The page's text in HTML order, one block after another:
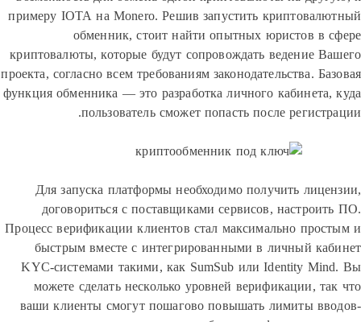
примеру IOTA на Monero. Решив запустить
обменник, стоит найти опытных юристов
криптовалюты, которые будут сопровождать ведение
проекта, согласно всем требованиям законодательства.
функция обменника — это разработка личного
пользователь сможет попасть после
Для запуска платформы необходимо получить
договориться с поставщиками сервисов,
Процесс верификации клиентов стал максимально
быстрым вместе с интегрированными в личный
KYC-системами такими, как SumSub или Identity
можете сделать несколько уровней верификации,
ваши клиенты смогут пошагово повышать лимиты